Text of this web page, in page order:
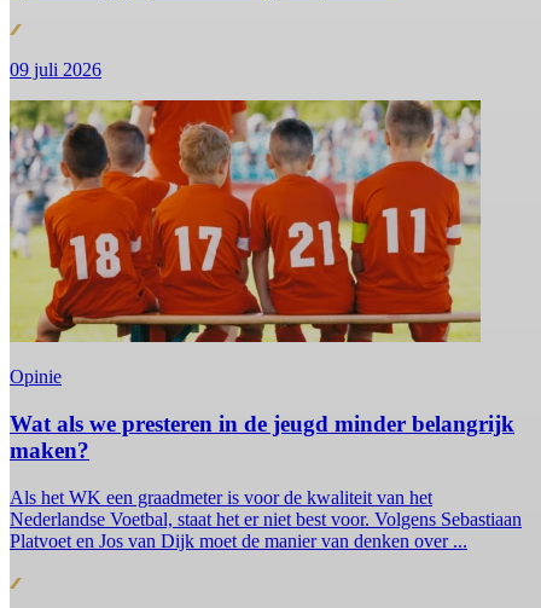
09 juli 2026
Opinie
Wat als we presteren in de jeugd minder belangrijk
maken?
Als het WK een graadmeter is voor de kwaliteit van het
Nederlandse Voetbal, staat het er niet best voor. Volgens Sebastiaan
Platvoet en Jos van Dijk moet de manier van denken over ...